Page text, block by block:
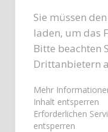
Sie müssen
laden, um das
Bitte beachten
Drittanbietern
Mehr
Inhalt entsperren
Erforderlichen
entsperren